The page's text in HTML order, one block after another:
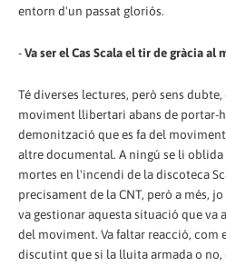
entorn d'un passat gloriós.
-Va ser el Cas Scala el tir de gràcia
Té diverses lectures, però sens
moviment llibertari abans de portar-
demonització que es fa del
altre documental. A ningú se li oblida
mortes en l'incendi de la discoteca
precisament de la CNT, però a més,
va gestionar aquesta situació que va
del moviment. Va faltar reacció, com
discutint que si la lluita armada o no,